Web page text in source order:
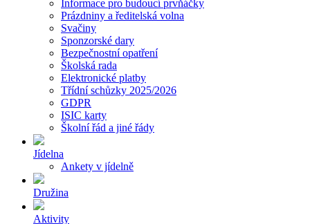
Informace pro budoucí prvňáčky
Prázdniny a ředitelská volna
Svačiny
Sponzorské dary
Bezpečnostní opatření
Školská rada
Elektronické platby
Třídní schůzky 2025/2026
GDPR
ISIC karty
Školní řád a jiné řády
Jídelna
Ankety v jídelně
Družina
Aktivity